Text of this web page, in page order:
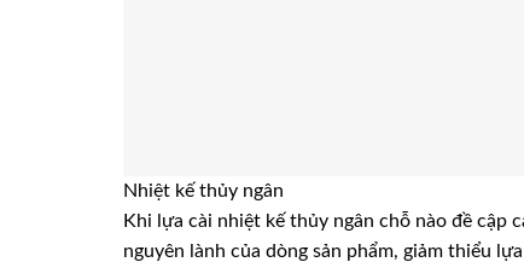
Nhiệt kế thủy ngân
Khi lựa cài nhiệt kế thủy ngân chỗ nào đề cập
nguyên lành của dòng sản phẩm, giảm thiểu